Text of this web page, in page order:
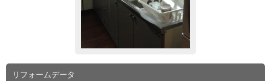
リフォームデータ